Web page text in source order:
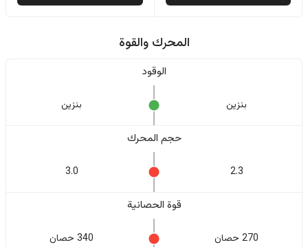
المحرك والقوة
الوقود
بنزين بنزين
حجم المحرك
2.3
3.0
قوة الحصانية
270 حصان 340 حصان